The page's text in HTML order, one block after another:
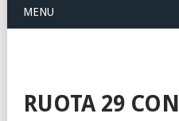
MENU
RUOTA 29 CON